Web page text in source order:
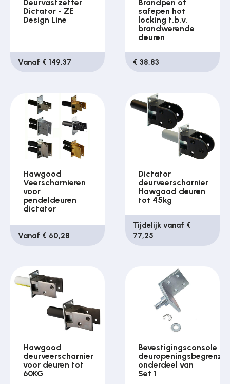
Deurvastzetter
Dictator - ZE
Design Line
Vanaf € 149,37
Brandpen of
safepen hot
locking t.b.v.
brandwerende
deuren
€ 38,83
Hawgood
Veerscharnieren
voor
pendeldeuren
dictator
Vanaf € 60,28
Dictator
deurveerscharnier
Hawgood deuren
tot 45kg
Tijdelijk vanaf €
77,25
Hawgood
deurveerscharnier
voor deuren tot
60KG
Bevestigingsconsole
deuropeningsbegrenzer
onderdeel van
Set 1